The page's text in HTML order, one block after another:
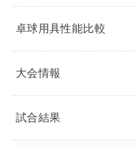
卓球用具性能比較
大会情報
試合結果